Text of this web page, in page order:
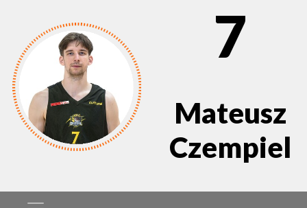
7
Mateusz
Czempiel